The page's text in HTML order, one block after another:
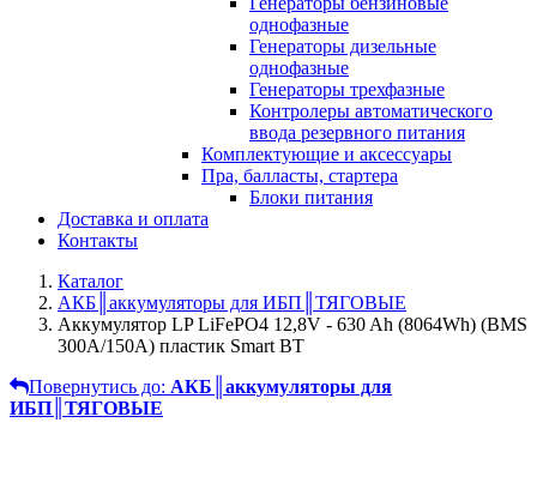
однофазные
Генераторы дизельные
однофазные
Генераторы трехфазные
Контролеры автоматического
ввода резервного питания
Комплектующие и аксессуары
Пра, балласты, стартера
Блоки питания
Доставка и оплата
Контакты
Каталог
АКБ║аккумуляторы для ИБП║ТЯГОВЫЕ
Аккумулятор LP LiFePO4 12,8V - 630 Ah (8064Wh) (BMS
300A/150А) пластик Smart BT
Повернутись до: АКБ║аккумуляторы для
ИБП║ТЯГОВЫЕ